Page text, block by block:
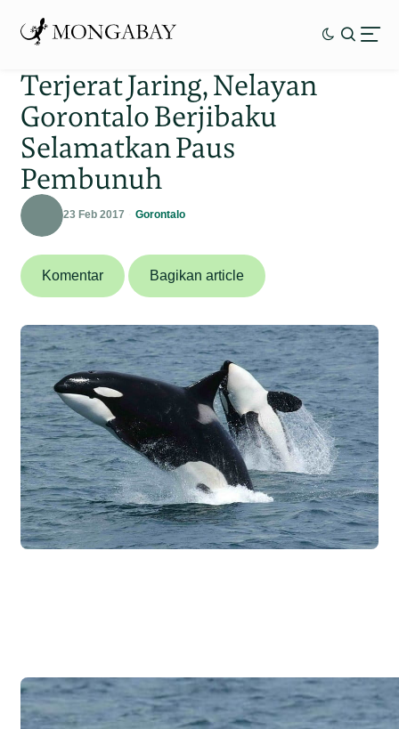
Terjerat Jaring, Nelayan
Gorontalo Berjibaku
Selamatkan Paus
Pembunuh
23 Feb 2017 Gorontalo
Komentar Bagikan article